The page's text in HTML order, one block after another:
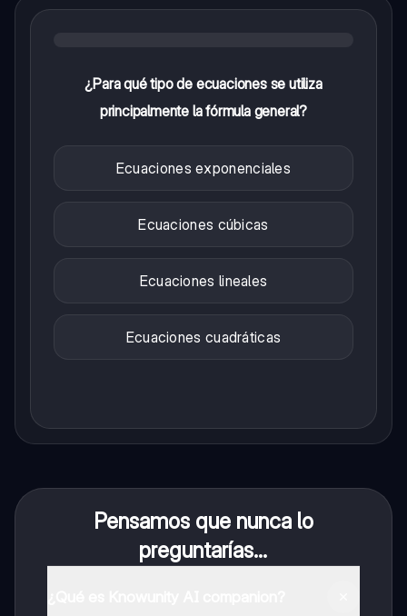
¿Para qué tipo de ecuaciones se utiliza
principalmente la fórmula general?
Ecuaciones exponenciales
Ecuaciones cúbicas
Ecuaciones lineales
Ecuaciones cuadráticas
Pensamos que nunca lo
preguntarías...